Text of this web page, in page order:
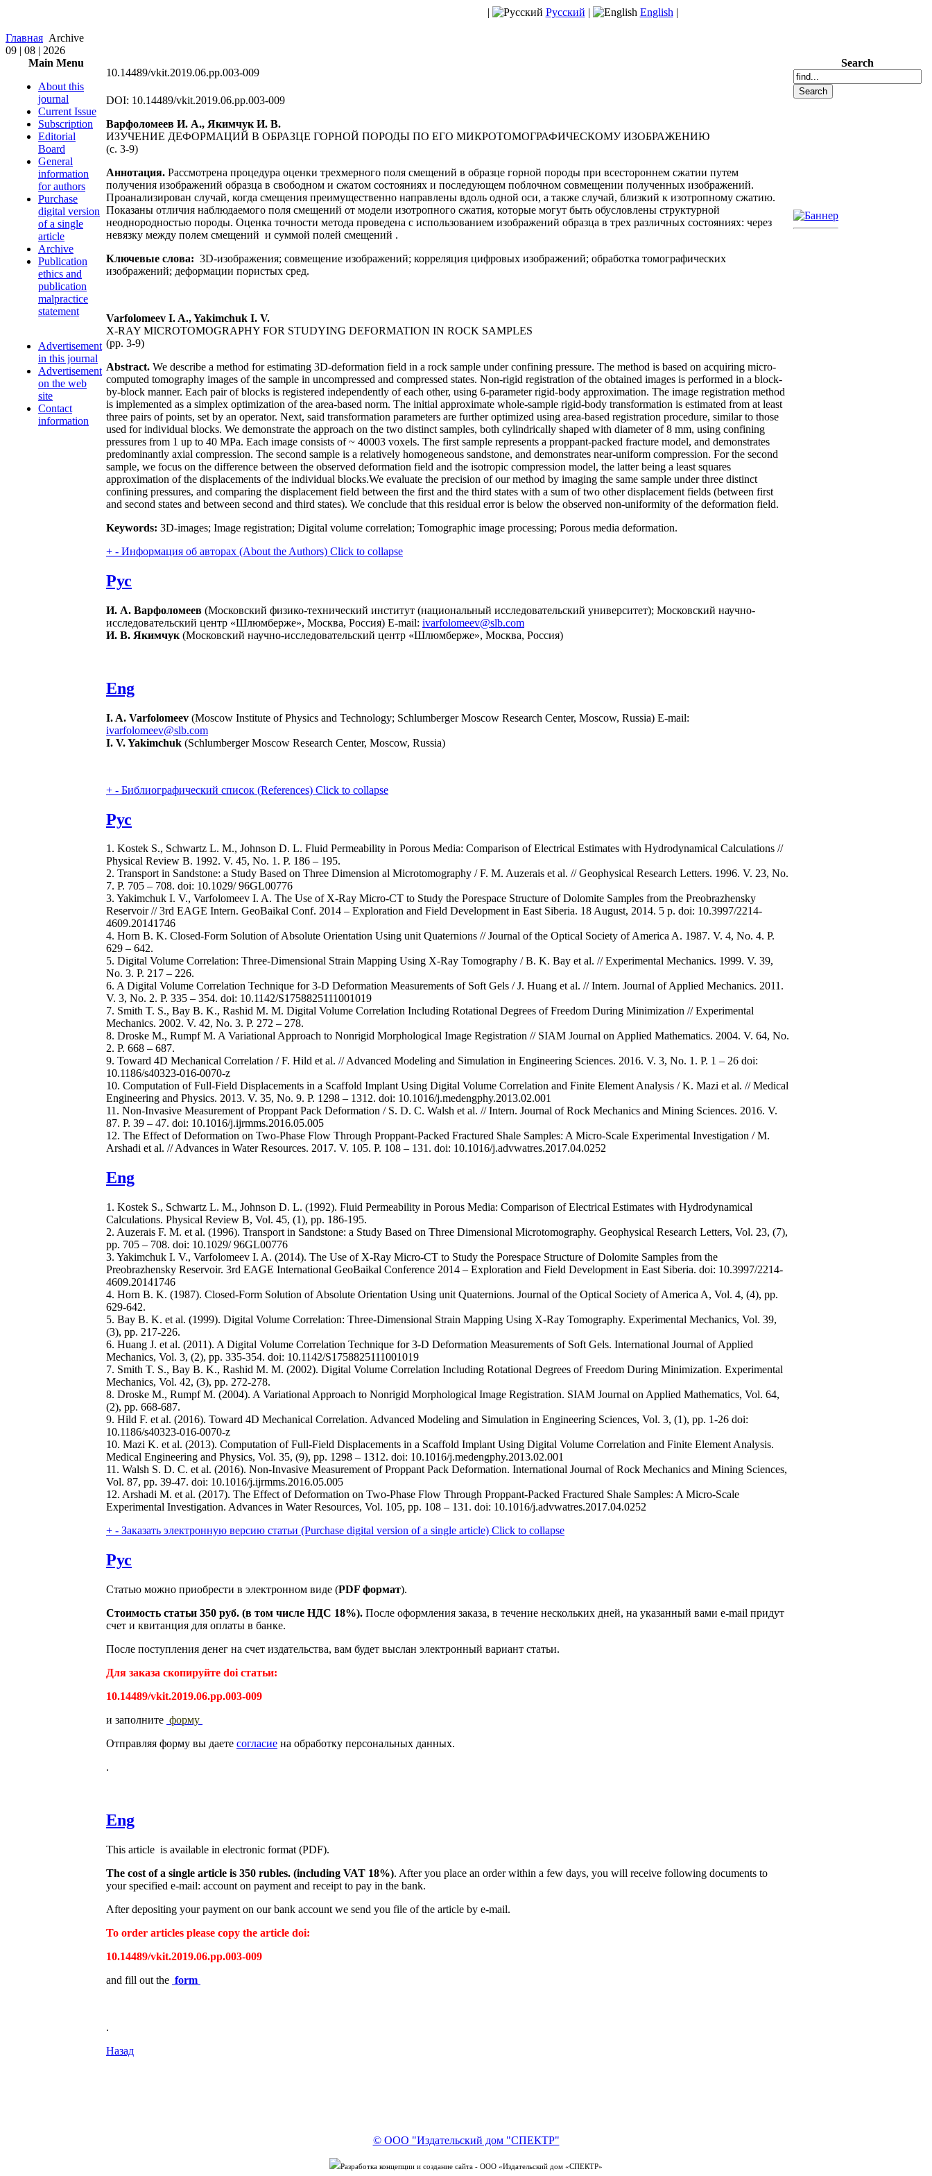
| Русский | English |
Главная Archive
09 | 08 | 2026
Main Menu
About this
journal
Current Issue
Subscription
Editorial
Board
General
information
for authors
Purchase
digital version
of a single
article
Archive
Publication
ethics and
publication
malpractice
statement
Advertisement
in this journal
Advertisement
on the web
site
Contact
information
10.14489/vkit.2019.06.pp.003-009
DOI: 10.14489/vkit.2019.06.pp.003-009
Варфоломеев И. А., Якимчук И. В.
ИЗУЧЕНИЕ ДЕФОРМАЦИЙ В ОБРАЗЦЕ ГОРНОЙ ПОРОДЫ ПО ЕГО МИКРОТОМОГРАФИЧЕСКОМУ ИЗОБРАЖЕНИЮ
(с. 3-9)
Аннотация. Рассмотрена процедура оценки трехмерного поля смещений в образце горной породы при всестороннем сжатии путем
получения изображений образца в свободном и сжатом состояниях и последующем поблочном совмещении полученных изображений.
Проанализирован случай, когда смещения преимущественно направлены вдоль одной оси, а также случай, близкий к изотропному сжатию.
Показаны отличия наблюдаемого поля смещений от модели изотропного сжатия, которые могут быть обусловлены структурной
неоднородностью породы. Оценка точности метода проведена с использованием изображений образца в трех различных состояниях: через
невязку между полем смещений и суммой полей смещений .
Ключевые слова: 3D-изображения; совмещение изображений; корреляция цифровых изображений; обработка томографических
изображений; деформации пористых сред.
Varfolomeev I. A., Yakimchuk I. V.
X-RAY MICROTOMOGRAPHY FOR STUDYING DEFORMATION IN ROCK SAMPLES
(pp. 3-9)
Abstract. We describe a method for estimating 3D-deformation field in a rock sample under confining pressure. The method is based on acquiring micro-
computed tomography images of the sample in uncompressed and compressed states. Non-rigid registration of the obtained images is performed in a block-
by-block manner. Each pair of blocks is registered independently of each other, using 6-parameter rigid-body approximation. The image registration method
is implemented as a simplex optimization of the area-based norm. The initial approximate whole-sample rigid-body transformation is estimated from at least
three pairs of points, set by an operator. Next, said transformation parameters are further optimized using area-based registration procedure, similar to those
used for individual blocks. We demonstrate the approach on the two distinct samples, both cylindrically shaped with diameter of 8 mm, using confining
pressures from 1 up to 40 MPa. Each image consists of ~ 40003 voxels. The first sample represents a proppant-packed fracture model, and demonstrates
predominantly axial compression. The second sample is a relatively homogeneous sandstone, and demonstrates near-uniform compression. For the second
sample, we focus on the difference between the observed deformation field and the isotropic compression model, the latter being a least squares
approximation of the displacements of the individual blocks.We evaluate the precision of our method by imaging the same sample under three distinct
confining pressures, and comparing the displacement field between the first and the third states with a sum of two other displacement fields (between first
and second states and between second and third states). We conclude that this residual error is below the observed non-uniformity of the deformation field.
Keywords: 3D-images; Image registration; Digital volume correlation; Tomographic image processing; Porous media deformation.
+ - Информация об авторах (About the Authors) Click to collapse
Рус
И. А. Варфоломеев (Московский физико-технический институт (национальный исследовательский университет); Московский научно-
исследовательский центр «Шлюмберже», Москва, Россия) E-mail: ivarfolomeev@slb.com
И. В. Якимчук (Московский научно-исследовательский центр «Шлюмберже», Москва, Россия)
Eng
I. A. Varfolomeev (Moscow Institute of Physics and Technology; Schlumberger Moscow Research Center, Moscow, Russia) E-mail:
ivarfolomeev@slb.com
I. V. Yakimchuk (Schlumberger Moscow Research Center, Moscow, Russia)
+ - Библиографический список (References) Click to collapse
Рус
1. Kostek S., Schwartz L. M., Johnson D. L. Fluid Permeability in Porous Media: Comparison of Electrical Estimates with Hydrodynamical Calculations //
Physical Review B. 1992. V. 45, No. 1. P. 186 – 195.
2. Transport in Sandstone: a Study Based on Three Dimension al Microtomography / F. M. Auzerais et al. // Geophysical Research Letters. 1996. V. 23, No.
7. P. 705 – 708. doi: 10.1029/ 96GL00776
3. Yakimchuk I. V., Varfolomeev I. A. The Use of X-Ray Micro-CT to Study the Porespace Structure of Dolomite Samples from the Preobrazhensky
Reservoir // 3rd EAGE Intern. GeoBaikal Conf. 2014 – Exploration and Field Development in East Siberia. 18 August, 2014. 5 p. doi: 10.3997/2214-
4609.20141746
4. Horn B. K. Closed-Form Solution of Absolute Orientation Using unit Quaternions // Journal of the Optical Society of America A. 1987. V. 4, No. 4. P.
629 – 642.
5. Digital Volume Correlation: Three-Dimensional Strain Mapping Using X-Ray Tomography / B. K. Bay et al. // Experimental Mechanics. 1999. V. 39,
No. 3. P. 217 – 226.
6. A Digital Volume Correlation Technique for 3-D Deformation Measurements of Soft Gels / J. Huang et al. // Intern. Journal of Applied Mechanics. 2011.
V. 3, No. 2. P. 335 – 354. doi: 10.1142/S1758825111001019
7. Smith T. S., Bay B. K., Rashid M. M. Digital Volume Correlation Including Rotational Degrees of Freedom During Minimization // Experimental
Mechanics. 2002. V. 42, No. 3. P. 272 – 278.
8. Droske M., Rumpf M. A Variational Approach to Nonrigid Morphological Image Registration // SIAM Journal on Applied Mathematics. 2004. V. 64, No.
2. P. 668 – 687.
9. Toward 4D Mechanical Correlation / F. Hild et al. // Advanced Modeling and Simulation in Engineering Sciences. 2016. V. 3, No. 1. P. 1 – 26 doi:
10.1186/s40323-016-0070-z
10. Computation of Full-Field Displacements in a Scaffold Implant Using Digital Volume Correlation and Finite Element Analysis / K. Mazi et al. // Medical
Engineering and Physics. 2013. V. 35, No. 9. P. 1298 – 1312. doi: 10.1016/j.medengphy.2013.02.001
11. Non-Invasive Measurement of Proppant Pack Deformation / S. D. C. Walsh et al. // Intern. Journal of Rock Mechanics and Mining Sciences. 2016. V.
87. P. 39 – 47. doi: 10.1016/j.ijrmms.2016.05.005
12. The Effect of Deformation on Two-Phase Flow Through Proppant-Packed Fractured Shale Samples: A Micro-Scale Experimental Investigation / M.
Arshadi et al. // Advances in Water Resources. 2017. V. 105. P. 108 – 131. doi: 10.1016/j.advwatres.2017.04.0252
Eng
1. Kostek S., Schwartz L. M., Johnson D. L. (1992). Fluid Permeability in Porous Media: Comparison of Electrical Estimates with Hydrodynamical
Calculations. Physical Review B, Vol. 45, (1), pp. 186-195.
2. Auzerais F. M. et al. (1996). Transport in Sandstone: a Study Based on Three Dimensional Microtomography. Geophysical Research Letters, Vol. 23, (7),
pp. 705 – 708. doi: 10.1029/ 96GL00776
3. Yakimchuk I. V., Varfolomeev I. A. (2014). The Use of X-Ray Micro-CT to Study the Porespace Structure of Dolomite Samples from the
Preobrazhensky Reservoir. 3rd EAGE International GeoBaikal Conference 2014 – Exploration and Field Development in East Siberia. doi: 10.3997/2214-
4609.20141746
4. Horn B. K. (1987). Closed-Form Solution of Absolute Orientation Using unit Quaternions. Journal of the Optical Society of America A, Vol. 4, (4), pp.
629-642.
5. Bay B. K. et al. (1999). Digital Volume Correlation: Three-Dimensional Strain Mapping Using X-Ray Tomography. Experimental Mechanics, Vol. 39,
(3), pp. 217-226.
6. Huang J. et al. (2011). A Digital Volume Correlation Technique for 3-D Deformation Measurements of Soft Gels. International Journal of Applied
Mechanics, Vol. 3, (2), pp. 335-354. doi: 10.1142/S1758825111001019
7. Smith T. S., Bay B. K., Rashid M. M. (2002). Digital Volume Correlation Including Rotational Degrees of Freedom During Minimization. Experimental
Mechanics, Vol. 42, (3), pp. 272-278.
8. Droske M., Rumpf M. (2004). A Variational Approach to Nonrigid Morphological Image Registration. SIAM Journal on Applied Mathematics, Vol. 64,
(2), pp. 668-687.
9. Hild F. et al. (2016). Toward 4D Mechanical Correlation. Advanced Modeling and Simulation in Engineering Sciences, Vol. 3, (1), pp. 1-26 doi:
10.1186/s40323-016-0070-z
10. Mazi K. et al. (2013). Computation of Full-Field Displacements in a Scaffold Implant Using Digital Volume Correlation and Finite Element Analysis.
Medical Engineering and Physics, Vol. 35, (9), pp. 1298 – 1312. doi: 10.1016/j.medengphy.2013.02.001
11. Walsh S. D. C. et al. (2016). Non-Invasive Measurement of Proppant Pack Deformation. International Journal of Rock Mechanics and Mining Sciences,
Vol. 87, pp. 39-47. doi: 10.1016/j.ijrmms.2016.05.005
12. Arshadi M. et al. (2017). The Effect of Deformation on Two-Phase Flow Through Proppant-Packed Fractured Shale Samples: A Micro-Scale
Experimental Investigation. Advances in Water Resources, Vol. 105, pp. 108 – 131. doi: 10.1016/j.advwatres.2017.04.0252
+ - Заказать электронную версию статьи (Purchase digital version of a single article) Click to collapse
Рус
Статью можно приобрести в электронном виде (PDF формат).
Стоимость статьи 350 руб. (в том числе НДС 18%). После оформления заказа, в течение нескольких дней, на указанный вами e-mail придут
счет и квитанция для оплаты в банке.
После поступления денег на счет издательства, вам будет выслан электронный вариант статьи.
Для заказа скопируйте doi статьи:
10.14489/vkit.2019.06.pp.003-009
и заполните форму
Отправляя форму вы даете согласие на обработку персональных данных.
.
Eng
This article is available in electronic format (PDF).
The cost of a single article is 350 rubles. (including VAT 18%). After you place an order within a few days, you will receive following documents to
your specified e-mail: account on payment and receipt to pay in the bank.
After depositing your payment on our bank account we send you file of the article by e-mail.
To order articles please copy the article doi:
10.14489/vkit.2019.06.pp.003-009
and fill out the form
.
Назад
Search
© ООО "Издательский дом "СПЕКТР"
Разработка концепции и создание сайта - ООО «Издательский дом «СПЕКТР»